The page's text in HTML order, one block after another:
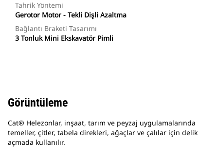
Tahrik Yöntemi
Gerotor Motor - Tekli Dişli Azaltma
Bağlantı Braketi Tasarımı
3 Tonluk Mini Ekskavatör Pimli
Görüntüleme
Cat® Helezonlar, inşaat, tarım ve peyzaj uygulamalarında
temeller, çitler, tabela direkleri, ağaçlar ve çalılar için delik
açmada kullanılır.